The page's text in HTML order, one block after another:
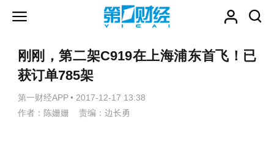
刚刚，第二架C919在上海浦东首飞！已
获订单785架
第一财经APP • 2017-12-17 13:38
作者：陈姗姗 责编：边长勇